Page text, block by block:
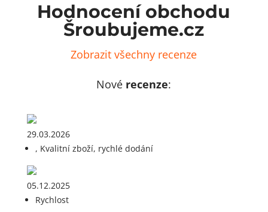
Hodnocení obchodu
Šroubujeme.cz
Zobrazit všechny recenze
Nové recenze:
29.03.2026
, Kvalitní zboží, rychlé dodání
05.12.2025
Rychlost